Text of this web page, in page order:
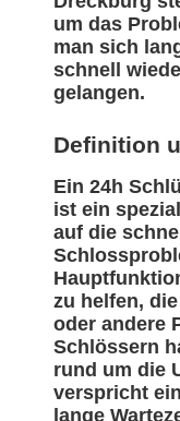
um das
man sich
schnell
gelangen.
Definition
Ein 24h
ist ein
auf die
zu helfen,
oder andere
Schlössern
rund um die
verspricht
lange